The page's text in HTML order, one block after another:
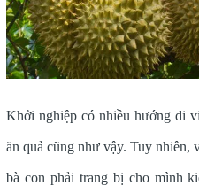
Khởi nghiệp có nhiều hướng đi
ăn quả cũng như vậy. Tuy nhiên,
bà con phải trang bị cho mình